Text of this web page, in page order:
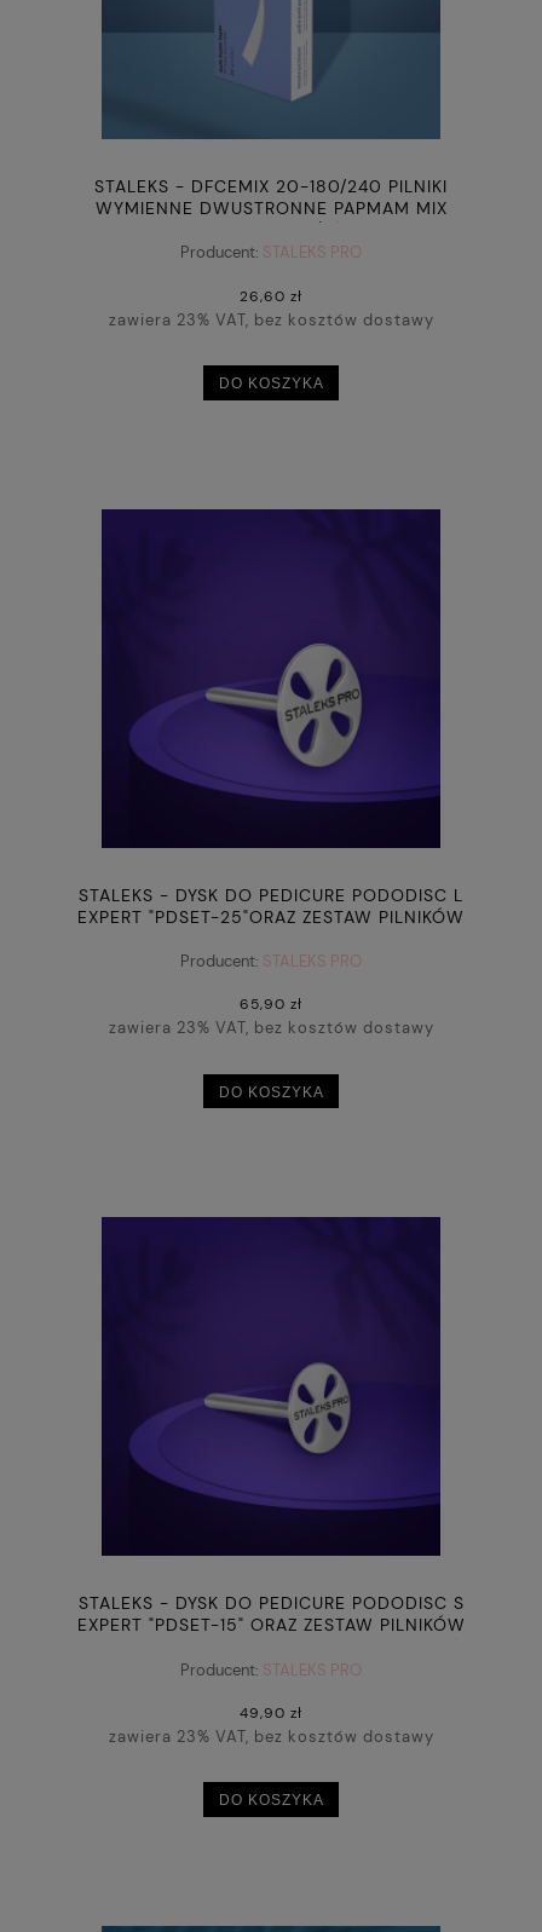
STALEKS - DFCEMIX 20-180/240 PILNIKI
WYMIENNE DWUSTRONNE PAPMAM MIX
EXPERT (MIĘKKIE PODŁOŻE) GRADACJA
180/240 (25 SZT.)
Producent: STALEKS PRO
26,60 zł
zawiera 23% VAT, bez kosztów dostawy
DO KOSZYKA
STALEKS - DYSK DO PEDICURE PODODISC L
EXPERT "PDSET-25"ORAZ ZESTAW PILNIKÓW
Producent: STALEKS PRO
65,90 zł
zawiera 23% VAT, bez kosztów dostawy
DO KOSZYKA
STALEKS - DYSK DO PEDICURE PODODISC S
EXPERT "PDSET-15" ORAZ ZESTAW PILNIKÓW
Producent: STALEKS PRO
49,90 zł
zawiera 23% VAT, bez kosztów dostawy
DO KOSZYKA